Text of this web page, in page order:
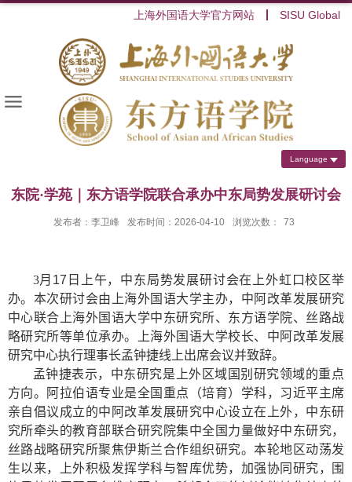
上海外国语大学官方网站 SISU Global
Language
东院·学苑｜东方语学院联合承办中东局势发展研讨会
发布者：李卫峰 发布时间：2026-04-10 浏览次数： 73
3月 17 日上午，中东局势发展研讨会在上外虹口校区举
办。本次研讨会由上海外国语大学主办，中阿改革发展研究
中心联合上海外国语大学中东研究所、东方语学院、丝路战
略研究所等单位承办。上海外国语大学校长、中阿改革发展
研究中心执行理事长孟钟捷线上出席会议并致辞。
孟钟捷表示，中东研究是上外区域国别研究领域的重点
方向。阿拉伯语专业是全国重点（培育）学科，习近平主席
亲自倡议成立的中阿改革发展研究中心设立在上外，中东研
究所牵头的教育部联合研究院集中全国力量做好中东研究，
丝路战略研究所聚焦伊斯兰合作组织研究。本轮地区动荡发
生以来，上外积极发挥学科与智库优势，加强协同研究，围